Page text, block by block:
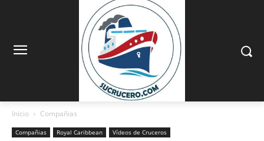
Inicio Compañias
Compañias Royal Caribbean Vídeos de Cruceros